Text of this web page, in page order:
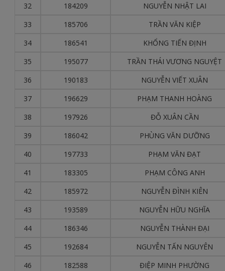
32
184209
NGUYỄN NHẬT LAI
33
185706
TRẦN VĂN KIỆP
34
186541
KHỔNG TIẾN ĐỊNH
35
195077
TRẦN THÁI VƯƠNG NGUYỆT
36
190183
NGUYỄN VIẾT XUÂN
37
196629
PHẠM THANH HOÀNG
38
197926
ĐỖ XUÂN CẦN
39
186042
PHÙNG VĂN DƯỠNG
40
197733
PHẠM VĂN ĐẠT
41
183305
PHẠM CÔNG ANH
42
185972
NGUYỄN ĐÌNH KIÊN
43
193589
NGUYỄN HỮU NGHĨA
44
186346
NGUYỄN THÀNH ĐẠI
45
192684
NGUYỄN TẤN NGUYÊN
46
182588
ĐIỆP MINH PHƯỜNG